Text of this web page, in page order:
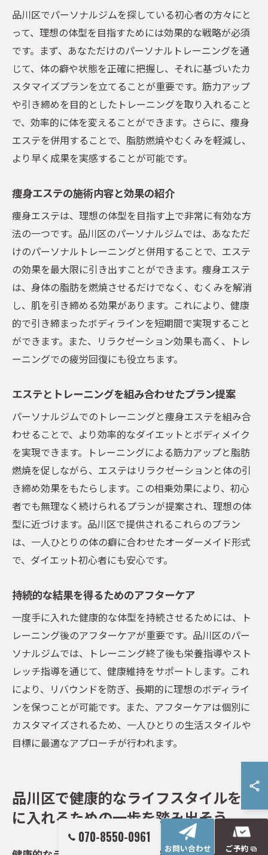
品川区でパーソナルジムを探している初心者の方々にと
って、理想の体型を目指すためには効果的な戦略が必須
です。まず、あなただけのパーソナルトレーニングを通
じて、体の癖や状態を正確に把握し、それに基づいたカ
スタマイズプランを立てることが重要です。筋力アップ
や引き締めを目的としたトレーニングを取り入れること
で、効率的に体を変えることができます。さらに、痩身
エステを併用することで、脂肪燃焼やむくみを軽減し、
より早く成果を実感することが可能です。
痩身エステの施術内容と効果の紹介
痩身エステは、理想の体型を目指す上で非常に有効な方
法の一つです。品川区のパーソナルジムでは、あなただ
けのパーソナルトレーニングと併用することで、エステ
の効果を最大限に引き出すことができます。痩身エステ
は、身体の脂肪を燃焼させるだけでなく、むくみを解消
し、肌を引き締める効果があります。これにより、健康
的で引き締まったボディラインを短期間で実現すること
ができます。また、リラクゼーション効果も高く、トレ
ーニングでの疲労回復にも役立ちます。
エステとトレーニングを組み合わせたプラン提案
パーソナルジムでのトレーニングと痩身エステを組み合
わせることで、より効率的なダイエットとボディメイク
を実現できます。トレーニングによる筋力アップと脂肪
燃焼を促しながら、エステはリラクゼーションと体の引
き締め効果をもたらします。この相乗効果により、初心
者でも無理なく続けられるプランが提案され、理想の体
型に近づけます。品川区で提供されるこれらのプラン
は、一人ひとりの体の癖に合わせたオーダーメイド形式
で、ダイエット初心者にも安心です。
持続的な結果を得るためのアフターケア
一度手に入れた健康的な体型を持続させるためには、ト
レーニング後のアフターケアが重要です。品川区のパー
ソナルジムでは、トレーニング終了後も栄養指導やスト
レッチ指導を通じて、健康維持をサポートします。これ
により、リバウンドを防ぎ、長期的に理想のボディライ
ンを保つことが可能です。また、アフターケアは個別に
カスタマイズされるため、一人ひとりの生活スタイルや
目標に最適なアプローチが行われます。
品川区で健康的なライフスタイルを手
に入れるための一歩を踏み出そう
070-8550-0961
お問い合わせ ご予約